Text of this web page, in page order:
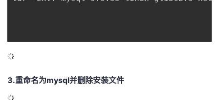
3.重命名为mysql并删除安装文件